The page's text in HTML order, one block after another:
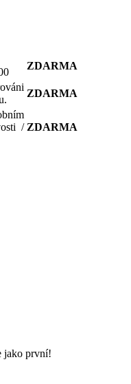
ZDARMA
ZDARMA
/ ZDARMA
jako první!